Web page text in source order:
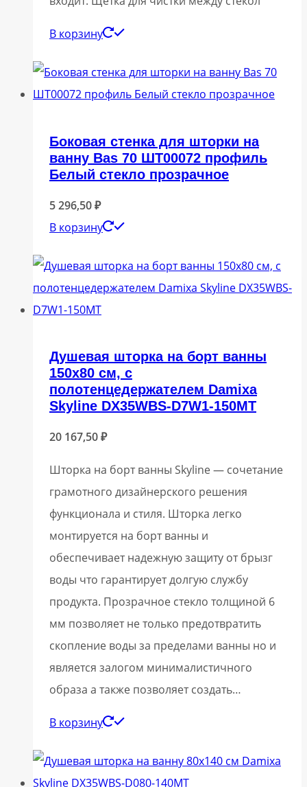
В корзину
Боковая стенка для шторки на
ванну Bas 70 ШТ00072 профиль
Белый стекло прозрачное
5 296,50₽
В корзину
Душевая шторка на борт ванны
150х80 см, с
полотенцедержателем Damixa
Skyline DX35WBS-D7W1-150MT
20 167,50₽
Шторка на борт ванны Skyline — сочетание
грамотного дизайнерского решения
функционала и стиля. Шторка легко
монтируется на борт ванны и
обеспечивает надежную защиту от брызг
воды что гарантирует долгую службу
продукта. Прозрачное стекло толщиной 6
мм позволяет не только предотвратить
скопление воды за пределами ванны но и
является залогом минималистичного
образа а также позволяет создать…
В корзину